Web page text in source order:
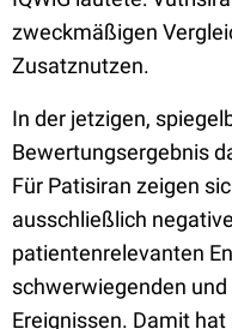
zweckmäßigen
Zusatznutzen.
In der jetzigen,
Bewertungsergebnis
Für Patisiran zeigen
ausschließlich
patientenrelevanten
schwerwiegenden
Ereignissen. Damit